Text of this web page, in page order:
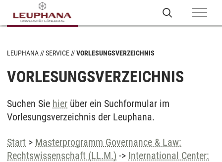
LEUPHANA SERVICE VORLESUNGSVERZEICHNIS
VORLESUNGSVERZEICHNIS
Suchen Sie hier über ein Suchformular im
Vorlesungsverzeichnis der Leuphana.
Start > Masterprogramm Governance & Law:
Rechtswissenschaft (LL.M.) -> International Center: